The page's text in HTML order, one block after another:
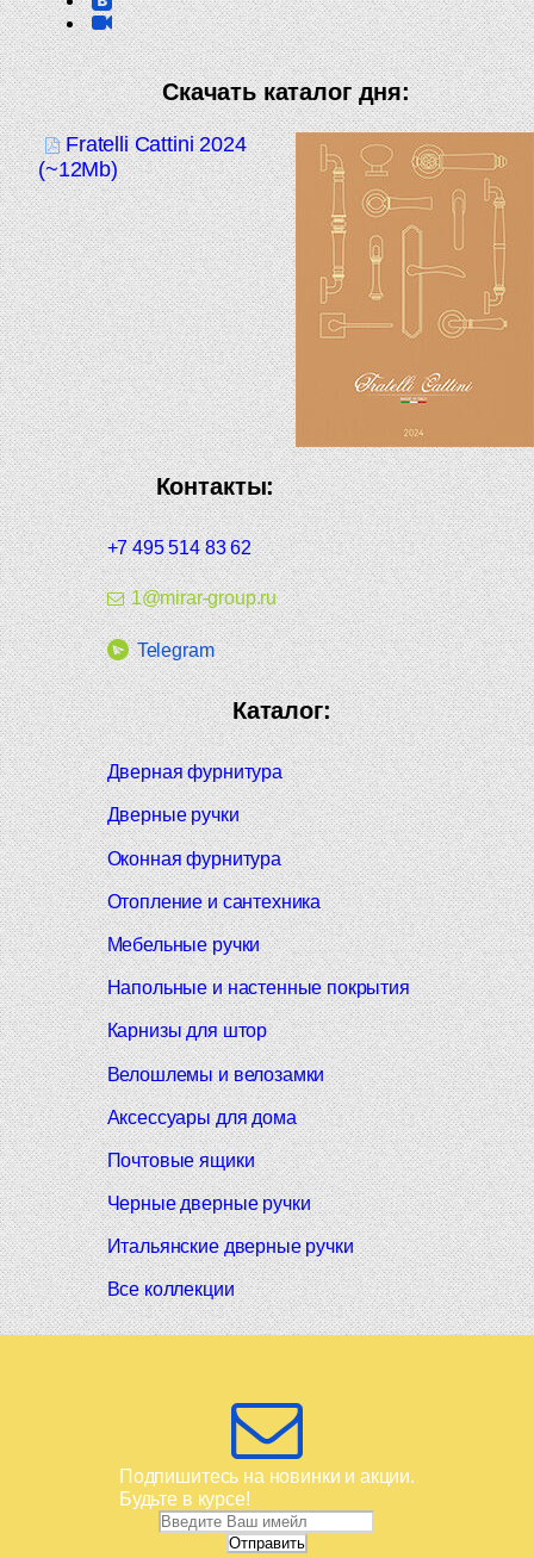
Скачать каталог дня:
Fratelli Cattini 2024
(~12Mb)
Контакты:
+7 495 514 83 62
1@mirar-group.ru
Telegram
Каталог:
Дверная фурнитура
Дверные ручки
Оконная фурнитура
Отопление и сантехника
Мебельные ручки
Напольные и настенные покрытия
Карнизы для штор
Велошлемы и велозамки
Аксессуары для дома
Почтовые ящики
Черные дверные ручки
Итальянские дверные ручки
Все коллекции
Подпишитесь на новинки и акции.
Будьте в курсе!